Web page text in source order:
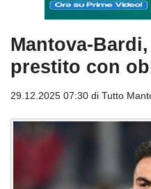
Mantova-
prestito con
29.12.2025 07:30 di Tutto